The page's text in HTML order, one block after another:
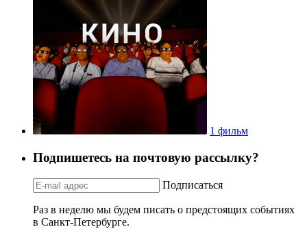
1 фильм
Подпишетесь на почтовую рассылку?
Подписаться
Раз в неделю мы будем писать о предстоящих событиях
в Санкт-Петербурге.